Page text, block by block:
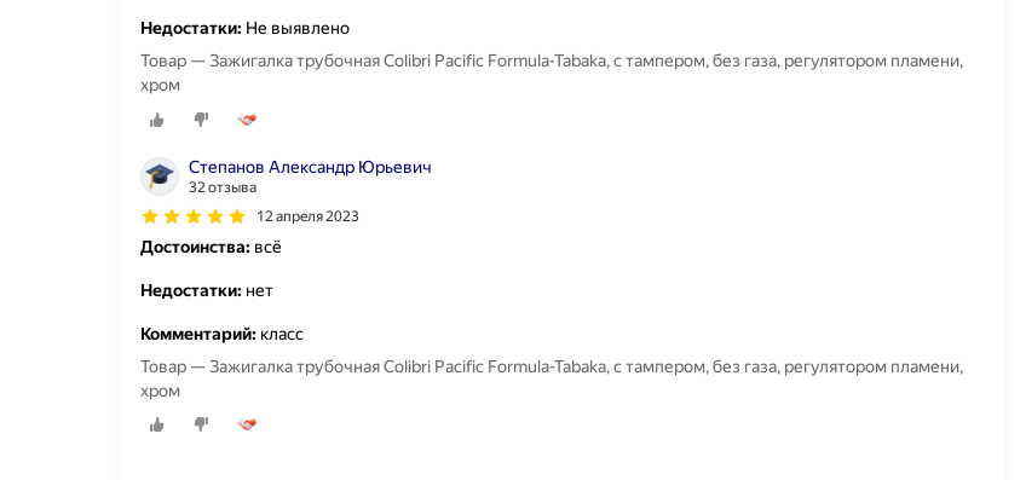
Недостатки: Не выявлено
Товар — Зажигалка трубочная Colibri Pacific Formula-Tabaka, с тампером, без газа, регулятором пламени,
хром
Степанов Александр Юрьевич
32 отзыва
12 апреля 2023
Достоинства: всё
Недостатки: нет
Комментарий: класс
Товар — Зажигалка трубочная Colibri Pacific Formula-Tabaka, с тампером, без газа, регулятором пламени,
хром